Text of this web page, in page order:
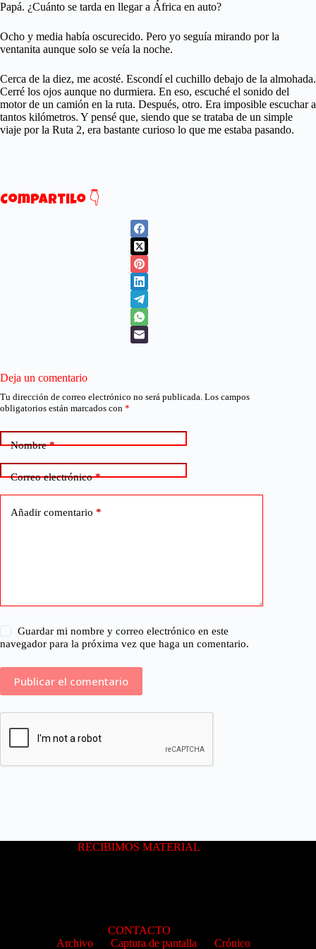
Papá. ¿Cuánto se tarda en llegar a África en auto?
Ocho y media había oscurecido. Pero yo seguía mirando por la
ventanita aunque solo se veía la noche.
Cerca de la diez, me acosté. Escondí el cuchillo debajo de la almohada.
Cerré los ojos aunque no durmiera. En eso, escuché el sonido del
motor de un camión en la ruta. Después, otro. Era imposible escuchar a
tantos kilómetros. Y pensé que, siendo que se trataba de un simple
viaje por la Ruta 2, era bastante curioso lo que me estaba pasando.
Compartilo 👇
Deja un comentario
Tu dirección de correo electrónico no será publicada. Los campos
obligatorios están marcados con *
Nombre*
Correo electrónico*
Añadir comentario *
Guardar mi nombre y correo electrónico en este
navegador para la próxima vez que haga un comentario.
RECIBIMOS MATERIAL
CONTACTO
Archivo
Captura de pantalla Crónico